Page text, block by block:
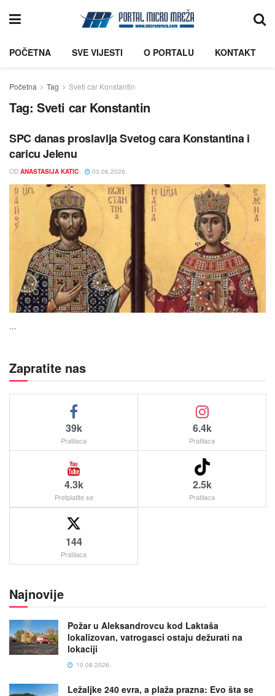
POČETNA SVE VIJESTI O PORTALU KONTAKT
Početna Tag Sveti car Konstantin
Tag: Sveti car Konstantin
SPC danas proslavlja Svetog cara Konstantina i
caricu Jelenu
OD ANASTASIJA KATIC 03.06.2026.
...
Zapratite nas
39k
Pratilaca
6.4k
Pratilaca
4.3k
Pretplatite se
2.5k
Pratilaca
144
Pratilaca
Najnovije
Požar u Aleksandrovcu kod Laktaša
lokalizovan, vatrogasci ostaju dežurati na
lokaciji
10.08.2026.
Ležaljke 240 evra, a plaža prazna: Evo šta se